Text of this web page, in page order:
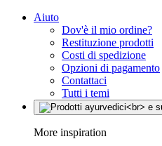
Aiuto
Dov'è il mio ordine?
Restituzione prodotti
Costi di spedizione
Opzioni di pagamento
Contattaci
Tutti i temi
More inspiration